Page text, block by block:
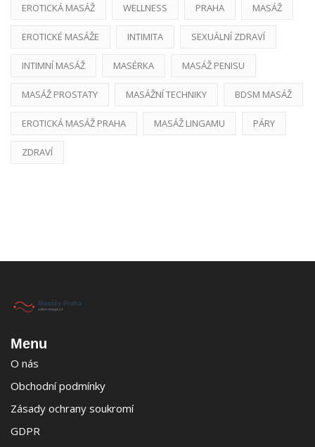
EROTICKÁ MASÁŽ WELLNESS PRAHA MASÁŽ
EROTICKÉ MASÁŽE INTIMITA SEXUÁLNÍ ZDRAVÍ
INTIMNÍ MASÁŽ MASÉRKA MASÁŽ PENISU
MASÁŽ PROSTATY MASÁŽNÍ TECHNIKY BDSM MASÁŽ
EROTICKÁ MASÁŽ PRAHA MASÁŽ LINGAMU PÁRY
ZDRAVÍ
Menu
O nás
Obchodní podmínky
Zásady ochrany soukromí
GDPR